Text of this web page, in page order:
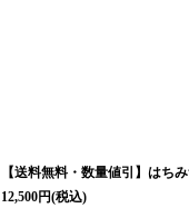
【送料無料・数量値引】はち
12,500円(税込)